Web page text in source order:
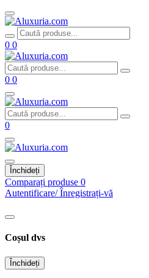
0 0
0 0
0
Închideți
Comparați produse 0
Autentificare/ Înregistrați-vă
Coșul dvs
Închideți